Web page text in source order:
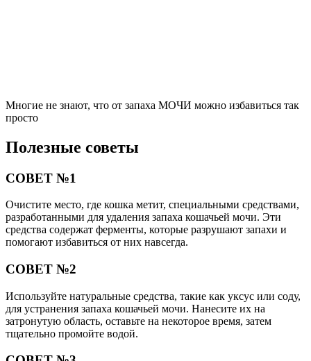
Многие не знают, что от запаха МОЧИ можно избавиться так
просто
Полезные советы
СОВЕТ №1
Очистите место, где кошка метит, специальными средствами,
разработанными для удаления запаха кошачьей мочи. Эти
средства содержат ферменты, которые разрушают запахи и
помогают избавиться от них навсегда.
СОВЕТ №2
Используйте натуральные средства, такие как уксус или соду,
для устранения запаха кошачьей мочи. Нанесите их на
затронутую область, оставьте на некоторое время, затем
тщательно промойте водой.